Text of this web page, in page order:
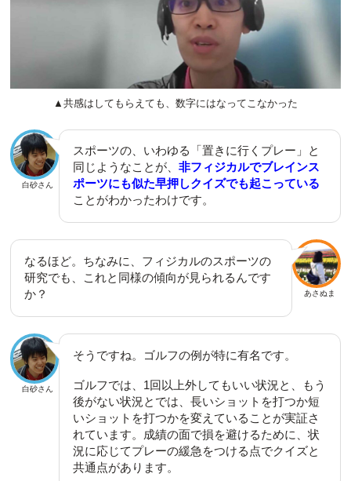
▲共感はしてもらえても、数字にはなってこなかった
白砂さん
スポーツの、いわゆる「置きに行くプレー」と
同じようなことが、非フィジカルでブレインス
ポーツにも似た早押しクイズでも起こっている
ことがわかったわけです。
あさぬま
なるほど。ちなみに、フィジカルのスポーツの
研究でも、これと同様の傾向が見られるんです
か？
白砂さん
そうですね。ゴルフの例が特に有名です。
ゴルフでは、1回以上外してもいい状況と、もう
後がない状況とでは、長いショットを打つか短
いショットを打つかを変えていることが実証さ
れています。成績の面で損を避けるために、状
況に応じてプレーの緩急をつける点でクイズと
共通点があります。